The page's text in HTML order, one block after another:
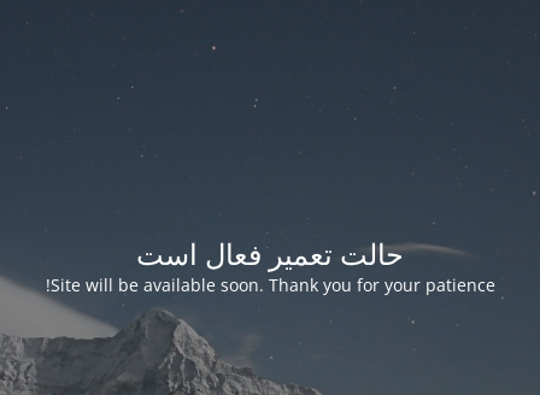
حالت تعمیر فعال است
Site will be available soon. Thank you for your patience!